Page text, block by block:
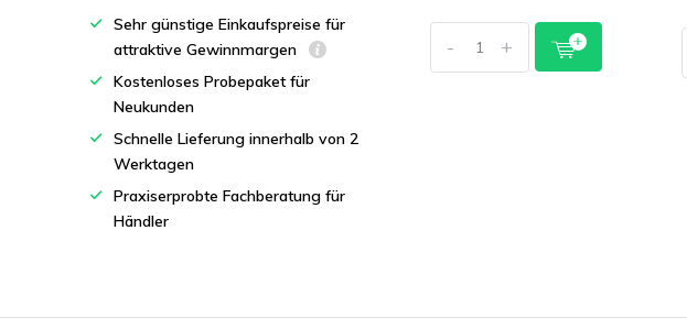
- +
Sehr günstige Einkaufspreise für
attraktive Gewinnmargen
Kostenloses Probepaket für
Neukunden
Schnelle Lieferung innerhalb von 2
Werktagen
Praxiserprobte Fachberatung für
Händler